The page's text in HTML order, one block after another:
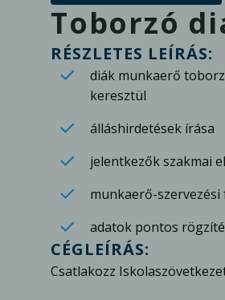
Toborzó
RÉSZLETES LEÍRÁS:
diák munkaerő
keresztül
álláshirdetések írása
jelentkezők szakmai
munkaerő-
adatok pontos
CÉGLEÍRÁS:
Csatlakozz